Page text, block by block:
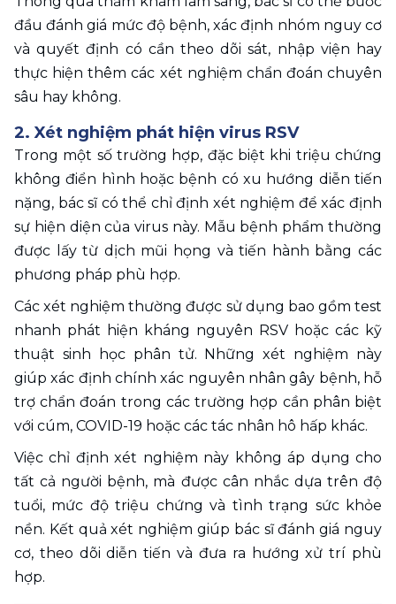
đầu đánh giá mức độ bệnh, xác định nhóm nguy cơ
và quyết định có cần theo dõi sát, nhập viện hay
thực hiện thêm các xét nghiệm chẩn đoán chuyên
sâu hay không.
2. Xét nghiệm phát hiện virus RSV
Trong một số trường hợp, đặc biệt khi triệu chứng
không điển hình hoặc bệnh có xu hướng diễn tiến
nặng, bác sĩ có thể chỉ định xét nghiệm để xác định
sự hiện diện của virus này. Mẫu bệnh phẩm thường
được lấy từ dịch mũi họng và tiến hành bằng các
phương pháp phù hợp.
Các xét nghiệm thường được sử dụng bao gồm test
nhanh phát hiện kháng nguyên RSV hoặc các kỹ
thuật sinh học phân tử. Những xét nghiệm này
giúp xác định chính xác nguyên nhân gây bệnh, hỗ
trợ chẩn đoán trong các trường hợp cần phân biệt
với cúm, COVID-19 hoặc các tác nhân hô hấp khác.
Việc chỉ định xét nghiệm này không áp dụng cho
tất cả người bệnh, mà được cân nhắc dựa trên độ
tuổi, mức độ triệu chứng và tình trạng sức khỏe
nền. Kết quả xét nghiệm giúp bác sĩ đánh giá nguy
cơ, theo dõi diễn tiến và đưa ra hướng xử trí phù
hợp.